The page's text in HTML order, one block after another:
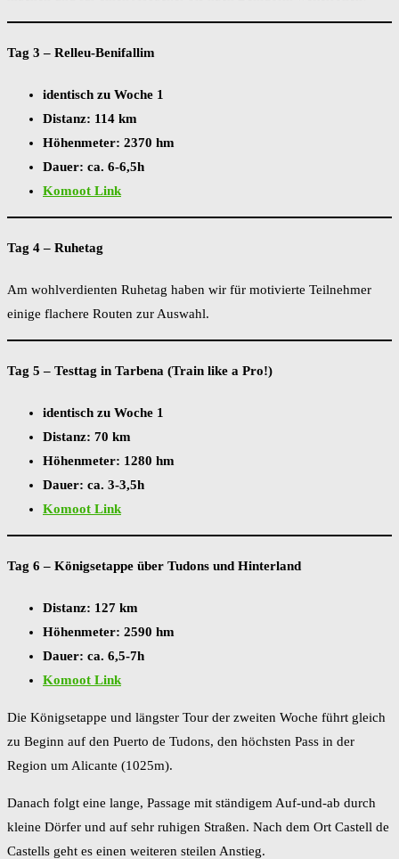
Tag 3 – Relleu-Benifallim
identisch zu Woche 1
Distanz: 114 km
Höhenmeter: 2370 hm
Dauer: ca. 6-6,5h
Komoot Link
Tag 4 – Ruhetag
Am wohlverdienten Ruhetag haben wir für motivierte Teilnehmer
einige flachere Routen zur Auswahl.
Tag 5 – Testtag in Tarbena (Train like a Pro!)
identisch zu Woche 1
Distanz: 70 km
Höhenmeter: 1280 hm
Dauer: ca. 3-3,5h
Komoot Link
Tag 6 – Königsetappe über Tudons und Hinterland
Distanz: 127 km
Höhenmeter: 2590 hm
Dauer: ca. 6,5-7h
Komoot Link
Die Königsetappe und längster Tour der zweiten Woche führt gleich
zu Beginn auf den Puerto de Tudons, den höchsten Pass in der
Region um Alicante (1025m).
Danach folgt eine lange, Passage mit ständigem Auf-und-ab durch
kleine Dörfer und auf sehr ruhigen Straßen. Nach dem Ort Castell de
Castells geht es einen weiteren steilen Anstieg.